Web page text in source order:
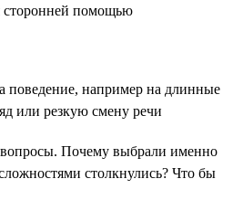
сторонней помощью
поведение, например на длинные
или резкую смену речи
Почему выбрали именно
столкнулись? Что бы